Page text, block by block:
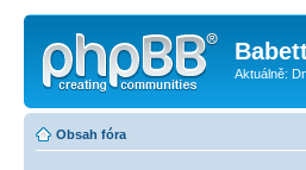
Aktuálně:
Obsah fóra